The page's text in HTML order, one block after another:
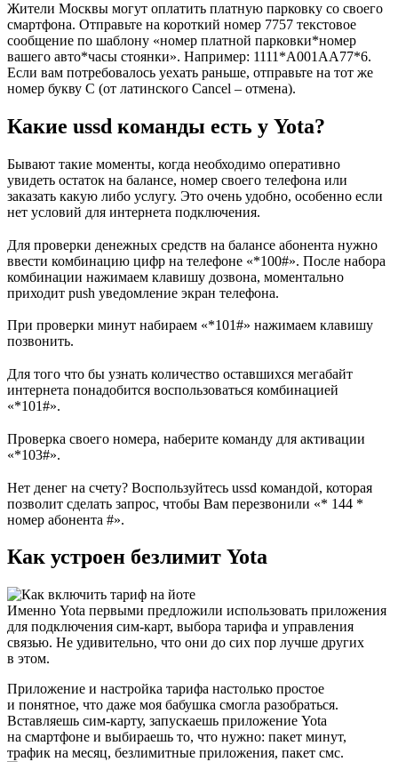
Жители Москвы могут оплатить платную парковку со своего
смартфона. Отправьте на короткий номер 7757 текстовое
сообщение по шаблону «номер платной парковки*номер
вашего авто*часы стоянки». Например: 1111*А001АА77*6.
Если вам потребовалось уехать раньше, отправьте на тот же
номер букву С (от латинского Cancel – отмена).
Какие ussd команды есть у Yota?
Бывают такие моменты, когда необходимо оперативно
увидеть остаток на балансе, номер своего телефона или
заказать какую либо услугу. Это очень удобно, особенно если
нет условий для интернета подключения.
Для проверки денежных средств на балансе абонента нужно
ввести комбинацию цифр на телефоне «*100#». После набора
комбинации нажимаем клавишу дозвона, моментально
приходит push уведомление экран телефона.
При проверки минут набираем «*101#» нажимаем клавишу
позвонить.
Для того что бы узнать количество оставшихся мегабайт
интернета понадобится воспользоваться комбинацией
«*101#».
Проверка своего номера, наберите команду для активации
«*103#».
Нет денег на счету? Воспользуйтесь ussd командой, которая
позволит сделать запрос, чтобы Вам перезвонили «* 144 *
номер абонента #».
Как устроен безлимит Yota
Именно Yota первыми предложили использовать приложения
для подключения сим-карт, выбора тарифа и управления
связью. Не удивительно, что они до сих пор лучше других
в этом.
Приложение и настройка тарифа настолько простое
и понятное, что даже моя бабушка смогла разобраться.
Вставляешь сим-карту, запускаешь приложение Yota
на смартфоне и выбираешь то, что нужно: пакет минут,
трафик на месяц, безлимитные приложения, пакет смс.